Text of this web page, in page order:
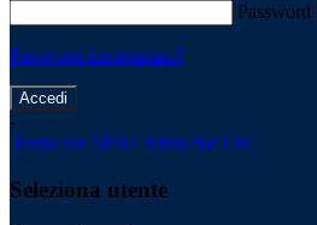
Password
Password dimenticata?
-
Entra con SPID Entra con CIE
Seleziona utente